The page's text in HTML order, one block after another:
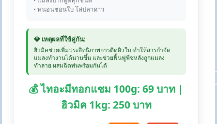
• หนอนชอนใบ โล่ปลาดาว
💎 เหตุผลที่ใช้คู่กัน:
ฮิวมิคช่วยเพิ่มประสิทธิภาพการติดผิวใบ ทำให้สารกำจัด
แมลงทำงานได้นานขึ้น และช่วยฟื้นฟูพืชหลังถูกแมลง
ทำลาย ผสมฉีดพ่นพร้อมกันได้
💰 ไทอะมีทอกแซม 100g: 69 บาท |
ฮิวมิค 1kg: 250 บาท